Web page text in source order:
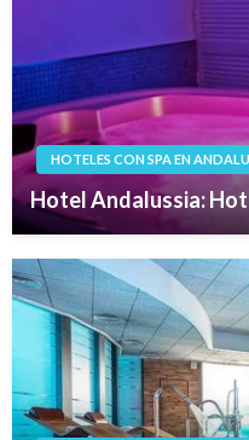
HOTELES CON SPA EN
Hotel Andalussia: